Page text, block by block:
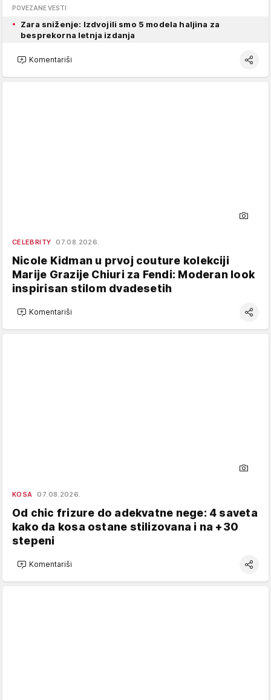
POVEZANE VESTI
Zara sniženje: Izdvojili smo 5 modela haljina za
besprekorna letnja izdanja
Komentariši
CELEBRITY 07.08.2026.
Nicole Kidman u prvoj couture kolekciji
Marije Grazije Chiuri za Fendi: Moderan look
inspirisan stilom dvadesetih
Komentariši
KOSA 07.08.2026.
Od chic frizure do adekvatne nege: 4 saveta
kako da kosa ostane stilizovana i na +30
stepeni
Komentariši